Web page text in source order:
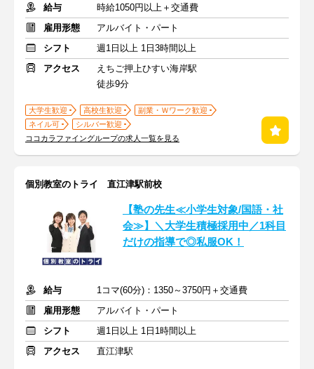
給与
時給1050円以上＋交通費
雇用形態
アルバイト・パート
シフト
週1日以上 1日3時間以上
アクセス
えちご押上ひすい海岸駅
徒歩9分
大学生歓迎 高校生歓迎
副業・Ｗワーク歓迎
ネイル可
シルバー歓迎
ココカラファイングループの求人一覧を見る
個別教室のトライ 直江津駅前校
【塾の先生≪小学生対象/国語・社
会≫】＼大学生積極採用中／1科目
だけの指導で◎私服OK！
給与
1コマ(60分)：1350～3750円＋交通費
雇用形態
アルバイト・パート
シフト
週1日以上 1日1時間以上
アクセス
直江津駅